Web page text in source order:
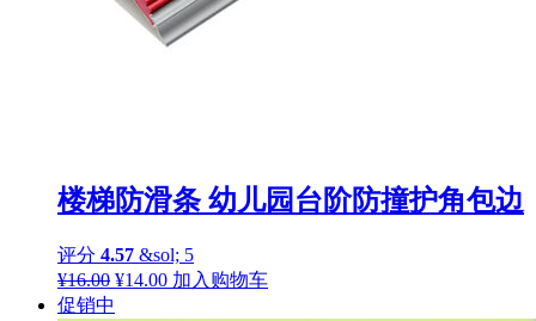
楼梯防滑条 幼儿园台阶防撞护角包边
评分 4.57 &sol; 5
¥16.00 原
¥14.00当加入购物车
促销中